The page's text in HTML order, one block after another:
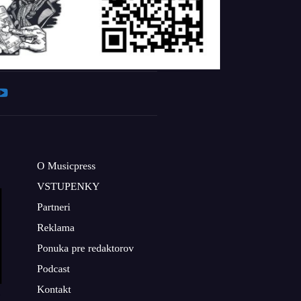
O Musicpress
VSTUPENKY
Partneri
Reklama
Ponuka pre redaktorov
Podcast
Kontakt